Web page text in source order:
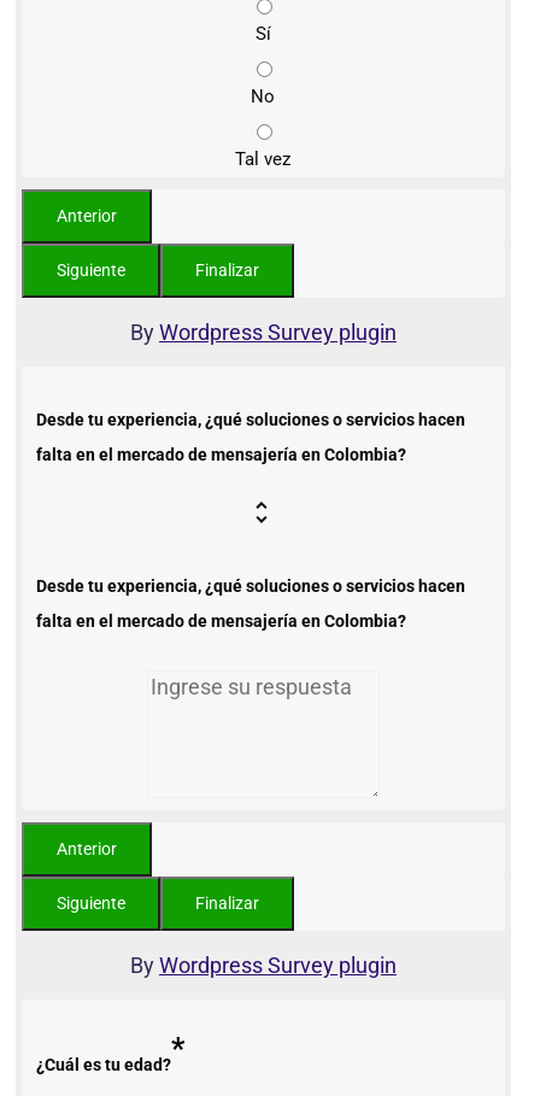
Sí
No
Tal vez
ByWordpress Survey plugin
Desde tu experiencia, ¿qué soluciones o servicios hacen
falta en el mercado de mensajería en Colombia?
Desde tu experiencia, ¿qué soluciones o servicios hacen
falta en el mercado de mensajería en Colombia?
ByWordpress Survey plugin
¿Cuál es tu edad?*